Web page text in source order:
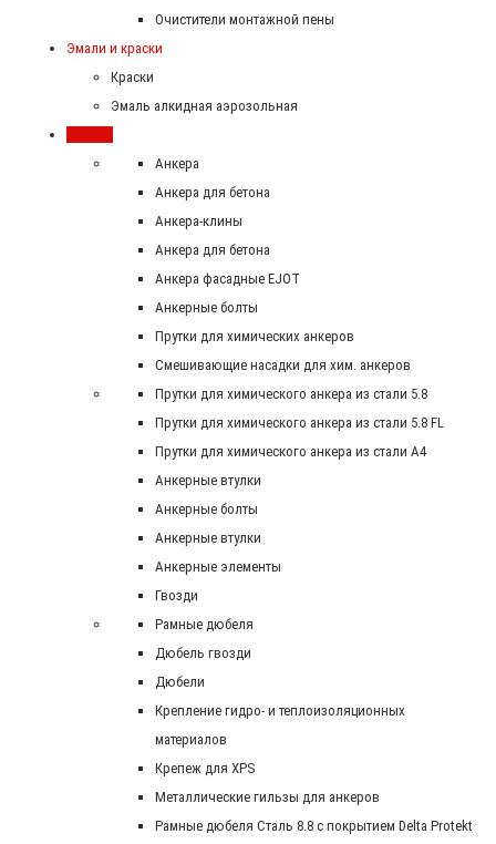
Очистители монтажной пены
Эмали и краски
Краски
Эмаль алкидная аэрозольная
Анкера
Анкера для бетона
Анкера-клины
Анкера для бетона
Анкера фасадные EJOT
Анкерные болты
Прутки для химических анкеров
Смешивающие насадки для хим. анкеров
Прутки для химического анкера из стали 5.8
Прутки для химического анкера из стали 5.8 FL
Прутки для химического анкера из стали А4
Анкерные втулки
Анкерные болты
Анкерные втулки
Анкерные элементы
Гвозди
Рамные дюбеля
Дюбель гвозди
Дюбели
Крепление гидро- и теплоизоляционных
материалов
Крепеж для XPS
Металлические гильзы для анкеров
Рамные дюбеля Сталь 8.8 с покрытием Delta Protekt